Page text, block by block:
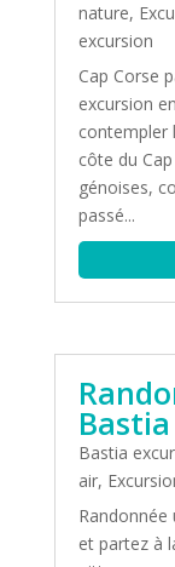
nature,
excursion
Cap Corse
excursion
contempler
côte du
génoises,
passé...
Bastia
Bastia
air,
Randonnée
et partez à